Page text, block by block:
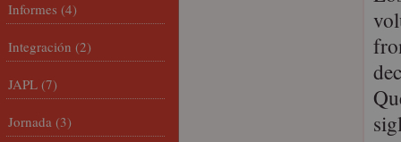
Informes (4)
Integración (2)
JAPL (7)
Jornada (3)